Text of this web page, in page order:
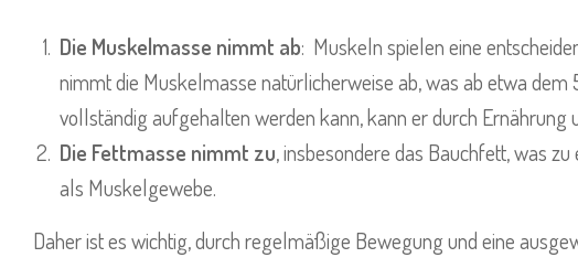
Die Muskelmasse nimmt ab: Muskeln spielen eine
nimmt die Muskelmasse natürlicherweise ab, was ab etwa
vollständig aufgehalten werden kann, kann er durch
Die Fettmasse nimmt zu, insbesondere das Bauchfett, was
als Muskelgewebe.
Daher ist es wichtig, durch regelmäßige Bewegung und eine